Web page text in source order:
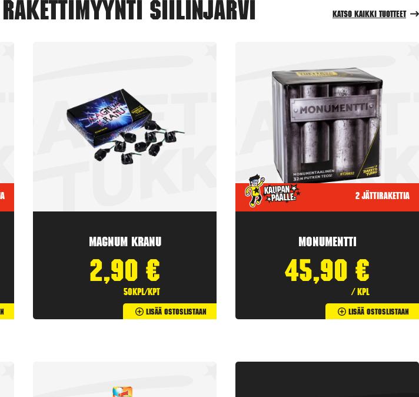
Rakettimyynti Siilinjärvi Katso kaikki tuotteet
Magnum Kranu
2,90 €
50kpl/kpt
Lisää Ostoslistaan
2 jättirakettia
Monumentti
45,90 €
/ kpl
Lisää Ostoslistaan